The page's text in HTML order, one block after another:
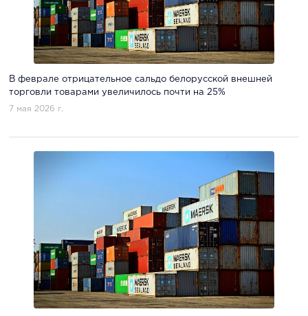
В феврале отрицательное сальдо белорусской внешней
торговли товарами увеличилось почти на 25%
7 мая 2026 г.